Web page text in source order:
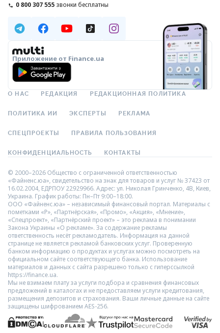
0 800 307 555 звонки бесплатны
Приложение от Finance.ua
О НАС РЕДАКЦИЯ РЕДАКЦИОННАЯ ПОЛИТИКА
ПОЛИТИКА ИИ ЭКСПЕРТЫ РЕКЛАМА
СПЕЦПРОЕКТЫ ПРАВИЛА ПОЛЬЗОВАНИЯ
КОНФИДЕНЦИАЛЬНОСТЬ КОНТАКТЫ
© 2000–2026 Общество с ограниченной ответственностью
«Файненс.юа», свидетельство на знак для товаров и услуг № 37423 от
16.02.2004, ЕДРПОУ 22929966. Адрес: ул. Николая Гринченко, 4В, Киев,
Украина. График работы: Пн–Пт 9:00–18:00.
ООО «Файненс.юа» – независимый финансовый портал. Материалы с
пометками «Р», «Партнёрская», «Промо», «Акция», «Мнение»,
«Спецпроект», «Партнёрский проект» – это реклама в понимании
Закона Украины «О рекламе». За содержание рекламы
ответственность несёт рекламодатель. Информация на данной
странице не является рекламой банковских услуг. Проверенную
банком информацию о продуктах и услугах можно посмотреть на
официальном сайте соответствующего банка. Использование
материалов и данных с сайта разрешено только с гиперссылкой
https://finance.ua.
Мы не взимаем плату за услуги подбора и сравнения финансовых
предложений в каталогах и не предоставляем услуги кредитования,
размещения депозитов и страхования. Ваши личные данные на сайте
защищены шифрованием AES-256.